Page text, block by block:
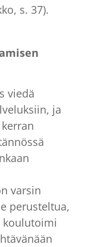
s. 37).
viedä
ja
varsin
perusteltua,
koulutoimi